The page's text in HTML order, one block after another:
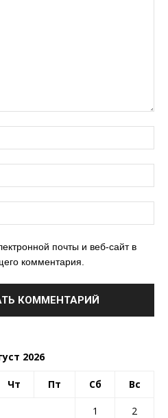
почты и веб-сайт в
комментария.
2026
Чт Пт Сб Вс
1
2